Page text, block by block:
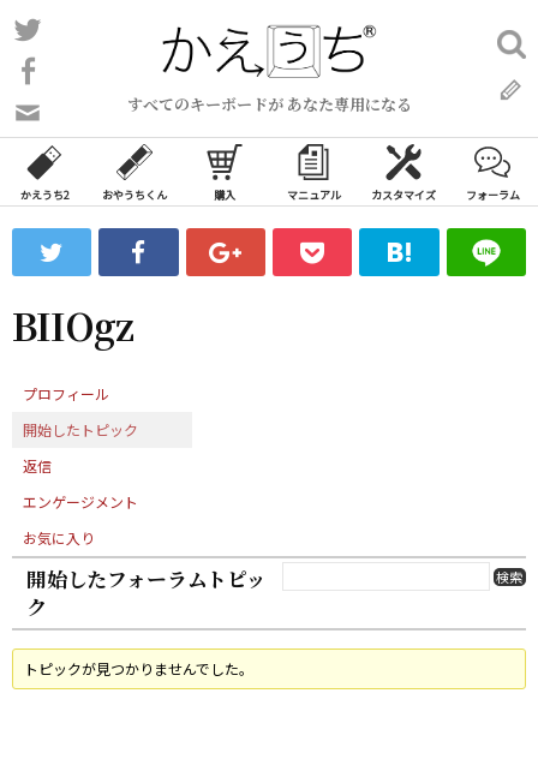
コ
ン
ン
ツ
ス
ッ
プ
すべてのキーボードが あなた専用になる
い
合
わ
フ
ォ
検
索:
かえうち2 おやうちくん 購入 マニュアル カスタマイズ フォーラム
BIIOgz
プロフィール
開始したトピック
返信
エンゲージメント
お気に入り
開始したフォーラムトピッ
ク
トピックが見つかりませんでした。